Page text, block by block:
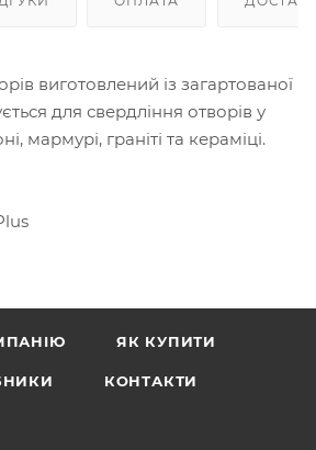
виготовлений із загартованої
для свердління отворів у
мармурі, граніті та кераміці.
ЯК КУПИТИ
КОНТАКТИ